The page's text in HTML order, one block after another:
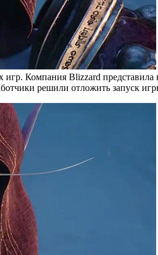
Компания Blizzard
решили отложить запуск